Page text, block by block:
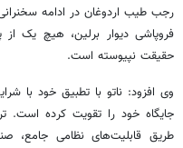
رجب طیب اردوغان در ادامه
فروپاشی دیوار برلین، هیچ یک از
حقیقت نپیوسته است.
وی افزود: ناتو با تطبیق خود با
جایگاه خود را تقویت کرده است.
طریق قابلیت‌های نظامی جامع،